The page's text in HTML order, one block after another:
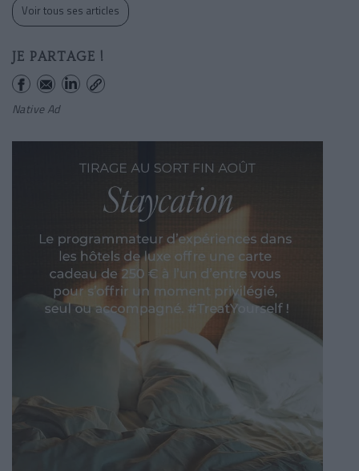
Voir tous ses articles
JE PARTAGE !
Native Ad